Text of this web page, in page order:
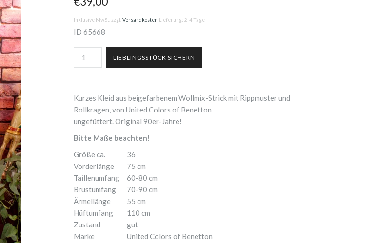
Inklusive MwSt. zzgl. Versandkosten Lieferung: 2-4 Tage
ID 65668
Kurzes Kleid aus beigefarbenem Wollmix-Strick mit Rippmuster und
Rollkragen, von United Colors of Benetton
ungefüttert. Original 90er-Jahre!
Bitte Maße beachten!
Größe ca.
Vorderlänge
Taillenumfang
Brustumfang
Ärmellänge
Hüftumfang
Zustand
Marke
36
75 cm
60-80 cm
70-90 cm
55 cm
110 cm
gut
United Colors of Benetton